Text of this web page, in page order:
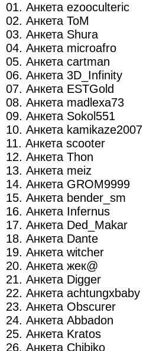
01. Анкета ezooculteric
02. Анкета ToM
03. Анкета Shura
04. Анкета microafro
05. Анкета cartman
06. Анкета 3D_Infinity
07. Анкета ESTGold
08. Анкета madlexa73
09. Анкета Sokol551
10. Анкета kamikaze2007
11. Анкета scooter
12. Анкета Thon
13. Анкета meiz
14. Анкета GROM9999
15. Анкета bender_sm
16. Анкета Infernus
17. Анкета Ded_Makar
18. Анкета Dante
19. Анкета witcher
20. Анкета жек@
21. Анкета Digger
22. Анкета achtungxbaby
23. Анкета Obscurer
24. Анкета Abbadon
25. Анкета Kratos
26. Анкета Chibiko